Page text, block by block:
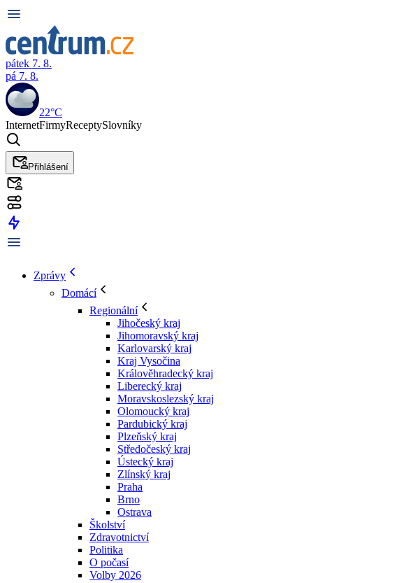
pátek 7. 8.
pá 7. 8.
22°C
InternetFirmyReceptySlovníky
Přihlášení
Zprávy
Domácí
Regionální
Jihočeský kraj
Jihomoravský kraj
Karlovarský kraj
Kraj Vysočina
Králověhradecký kraj
Liberecký kraj
Moravskoslezský kraj
Olomoucký kraj
Pardubický kraj
Plzeňský kraj
Středočeský kraj
Ústecký kraj
Zlínský kraj
Praha
Brno
Ostrava
Školství
Zdravotnictví
Politika
O počasí
Volby 2026